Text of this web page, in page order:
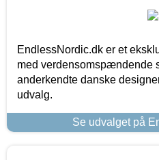
EndlessNordic.dk er et
med verdensomspændende
anderkendte danske
udvalg.
Se udvalget på